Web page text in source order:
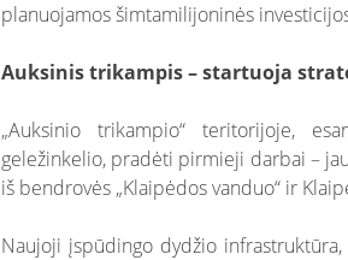
planuojamos šimtamilijoninės
Auksinis trikampis – startuoja
„Auksinio trikampio“ teritorijoje,
geležinkelio, pradėti pirmieji darbai –
iš bendrovės „Klaipėdos vanduo“ ir
Naujoji įspūdingo dydžio